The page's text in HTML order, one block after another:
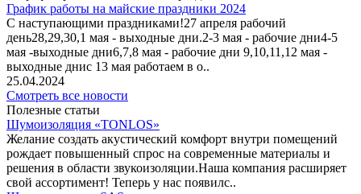
График работы на майские праздники 2024
С наступающими праздниками!27 апреля рабочий
день28,29,30,1 мая - выходные дни.2-3 мая - рабочие дни4-5
мая -выходные дни6,7,8 мая - рабочие дни 9,10,11,12 мая -
выходные днис 13 мая работаем в о..
25.04.2024
Смотреть все новости
Полезные статьи
Шумоизоляция «TONLOS»
Желание создать акустический комфорт внутри помещений
рождает повышенный спрос на современные материалы и
решения в области звукоизоляции.Наша компания расширяет
свой ассортимент! Теперь у нас появилс..